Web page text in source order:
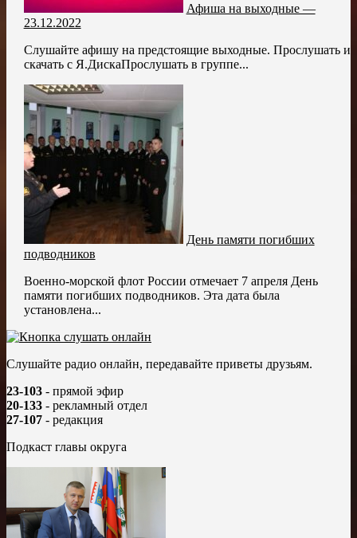
Афиша на выходные —
23.12.2022
Слушайте афишу на предстоящие выходные. Прослушать и
скачать с Я.ДискаПрослушать в группе...
День памяти погибших
подводников
Военно-морской флот России отмечает 7 апреля День
памяти погибших подводников. Эта дата была
установлена...
Слушайте радио онлайн, передавайте приветы друзьям.
23-103 - прямой эфир
20-133 - рекламный отдел
27-107 - редакция
Подкаст главы округа